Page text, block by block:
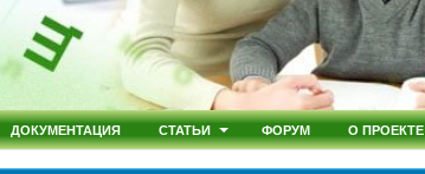
ДОКУМЕНТАЦИЯ СТАТЬИ ФОРУМ О ПРОЕКТЕ